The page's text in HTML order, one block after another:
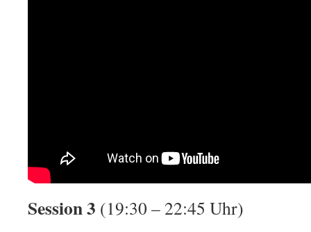
Session 3 (19:30 – 22:45 Uhr)